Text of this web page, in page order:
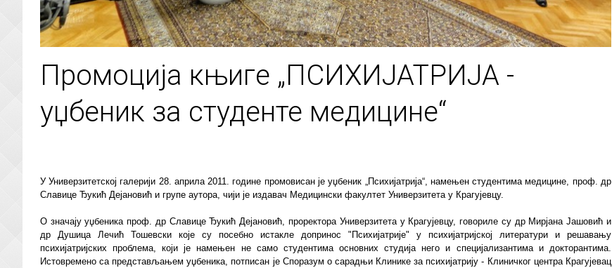
Промоција књиге „ПСИХИЈАТРИЈА -
уџбеник за студенте медицине“
У Универзитетској галерији 28. априла 2011. године промовисан је уџбеник „Психијатрија“, намењен студентима медицине, проф. др
Славице Ђукић Дејановић и групе аутора, чији је издавач Медицински факултет Универзитета у Крагујевцу.
О значају уџбеника проф. др Славице Ђукић Дејановић, проректора Универзитета у Крагујевцу, говориле су др Мирјана Јашовић и
др Душица Лечић Тошевски које су посебно истакле допринос "Психијатрије" у психијатријској литератури и решавању
психијатријских проблема, који је намењен не само студентима основних студија него и специјализантима и докторантима.
Истовремено са представљањем уџбеника, потписан је Споразум о сарадњи Клинике за психијатрију - Клиничког центра Крагујевац